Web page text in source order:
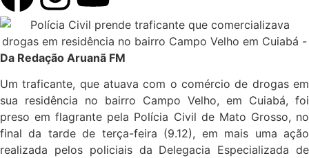
Da Redação Aruanã FM
Um traficante, que atuava com o comércio de drogas em
sua residência no bairro Campo Velho, em Cuiabá, foi
preso em flagrante pela Polícia Civil de Mato Grosso, no
final da tarde de terça-feira (9.12), em mais uma ação
realizada pelos policiais da Delegacia Especializada de